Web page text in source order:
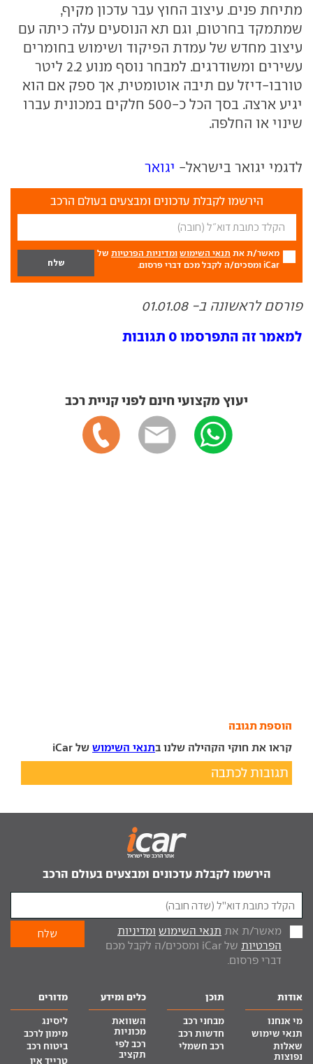
מתיחת פנים. עיצוב החוץ עבר עדכון מקיף,
שמתמקד בחרטום, וגם תא הנוסעים עלה כיתה עם
עיצוב מחדש של עמדת הפיקוד ושימוש בחומרים
עשירים ומשודרגים. למבחר נוסף מנוע 2.2 ליטר
טורבו-דיזל עם תיבה אוטומטית, אך ספק אם הוא
יגיע ארצה. בסך הכל כ-500 חלקים במכונית עברו
שינוי או החלפה.
לדגמי יגואר בישראל- יגואר
הירשמו לקבלת עדכונים ומבצעים בעולם הרכב
מאשר/ת את תנאי השימוש ומדיניות הפרטיות של
iCar ומסכים/ה לקבל מכם דברי פרסום.
פורסם לראשונה ב- 01.01.08
למאמר זה התפרסמו 0 תגובות
יעוץ מקצועי חינם לפני קניית רכב
הוספת תגובה
קראו את חוקי הקהילה שלנו בתנאי השימוש של iCar
תגובות לכתבה
הירשמו לקבלת עדכונים ומבצעים בעולם הרכב
מאשר/ת את תנאי השימוש ומדיניות
הפרטיות
של iCar ומסכים/ה לקבל מכם
דברי פרסום.
אודות
מי אנחנו
תנאי שימוש
שאלות
נפוצות
תוכן
מבחני רכב
חדשות רכב
רכב חשמלי
כלים ומידע
השוואת
מכוניות
רכב לפי
תקציב
מדורים
ליסינג
מימון לרכב
ביטוח רכב
טרייד אין